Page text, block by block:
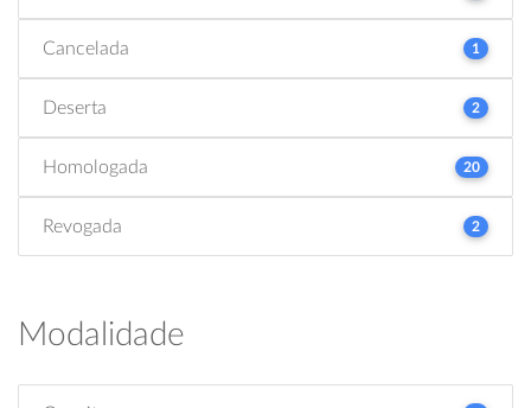
Cancelada 1
Deserta 2
Homologada 20
Revogada 2
Modalidade